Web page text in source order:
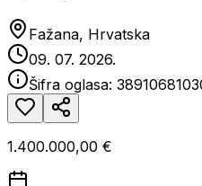
Fažana, Hrvatska
09. 07. 2026.
Šifra oglasa:
1.400.000,00 €